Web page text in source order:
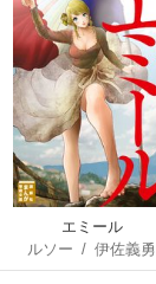
エミール
ルソー /伊佐義勇